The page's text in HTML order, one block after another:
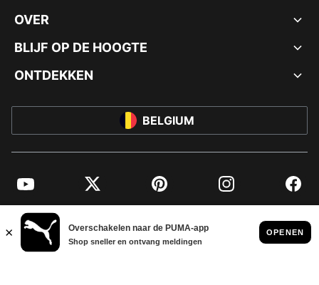
OVER
BLIJF OP DE HOOGTE
ONTDEKKEN
BELGIUM
YouTube Twitter Pinterest Instagram
© PUMA EUROPE GMBH, 2026. ALLE RECHTEN VOORBEHOUDEN
BEDRIJFSGEGEVENS EN JURIDISCHE GEGEVENS